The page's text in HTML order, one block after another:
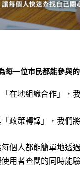
每一位市民都能參與
在地組織合作」，
政策轉譯」，我們
個人都能簡單地透
用者查閱的同時能